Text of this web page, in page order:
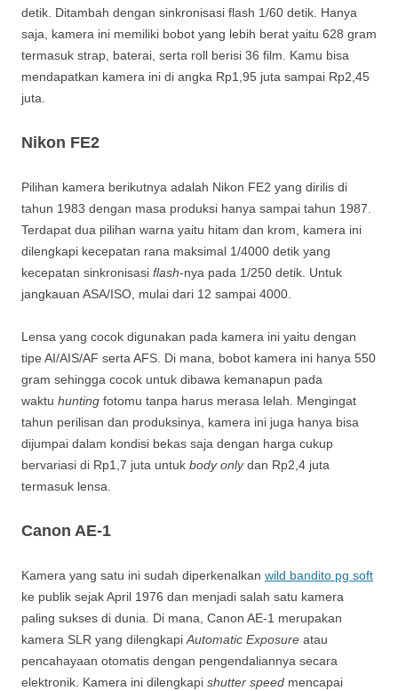
detik. Ditambah dengan sinkronisasi flash 1/60 detik. Hanya
saja, kamera ini memiliki bobot yang lebih berat yaitu 628 gram
termasuk strap, baterai, serta roll berisi 36 film. Kamu bisa
mendapatkan kamera ini di angka Rp1,95 juta sampai Rp2,45
juta.
Nikon FE2
Pilihan kamera berikutnya adalah Nikon FE2 yang dirilis di
tahun 1983 dengan masa produksi hanya sampai tahun 1987.
Terdapat dua pilihan warna yaitu hitam dan krom, kamera ini
dilengkapi kecepatan rana maksimal 1/4000 detik yang
kecepatan sinkronisasi flash-nya pada 1/250 detik. Untuk
jangkauan ASA/ISO, mulai dari 12 sampai 4000.
Lensa yang cocok digunakan pada kamera ini yaitu dengan
tipe AI/AIS/AF serta AFS. Di mana, bobot kamera ini hanya 550
gram sehingga cocok untuk dibawa kemanapun pada
waktu hunting fotomu tanpa harus merasa lelah. Mengingat
tahun perilisan dan produksinya, kamera ini juga hanya bisa
dijumpai dalam kondisi bekas saja dengan harga cukup
bervariasi di Rp1,7 juta untuk body onlydan Rp2,4 juta
termasuk lensa.
Canon AE-1
Kamera yang satu ini sudah diperkenalkan wild bandito pg soft
ke publik sejak April 1976 dan menjadi salah satu kamera
paling sukses di dunia. Di mana, Canon AE-1 merupakan
kamera SLR yang dilengkapiAutomatic Exposure atau
pencahayaan otomatis dengan pengendaliannya secara
elektronik. Kamera ini dilengkapi shutter speed mencapai